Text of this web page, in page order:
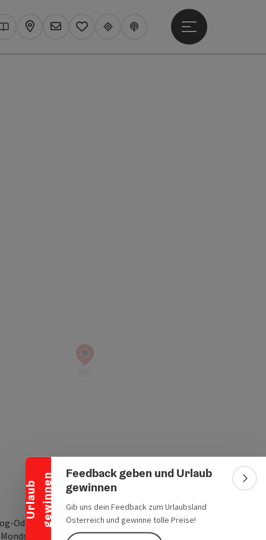
U
r
l
a
u
b
g
e
w
i
n
n
e n
Banner einklappen
Feedback geben und Urlaub
gewinnen
Gib uns dein Feedback zum Urlaubsland
Österreich und gewinne tolle Preise!
Kataloge
KarteNewsletter
MerkzettelUpperguide
Podcast
Hauptmenü öffnen
Odilo-Straße 63
Mondsee am Mondsee Anreise mit öffentlichen
in Google Maps öffnen